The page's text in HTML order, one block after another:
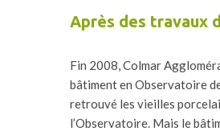
Après des travaux
Fin 2008, Colmar
bâtiment en Observatoire de
retrouvé les vieilles
l’Observatoire. Mais le